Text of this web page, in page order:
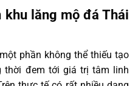
lăng mộ đá Thái
phần không thể thiếu tạo
thời đem tới giá trị tâm linh